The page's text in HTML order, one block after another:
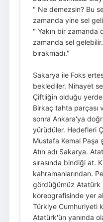
" Ne demezsin? Bu
zamanda yine sel
" Yakın bir zamanda
zamanda sel
bırakmadı."
Sakarya ile Foks
beklediler. Nihayet
Çiftliğin olduğu
Birkaç tahta parçası
sonra Ankara'ya
yürüdüler. Hedefleri
Mustafa Kemal Paşa
Atın adı Sakarya.
sırasında bindiği at.
kahramanlarından.
gördüğümüz Atatürk
koreografisinde yer
Türkiye Cumhuriyeti
Atatürk'ün yanında